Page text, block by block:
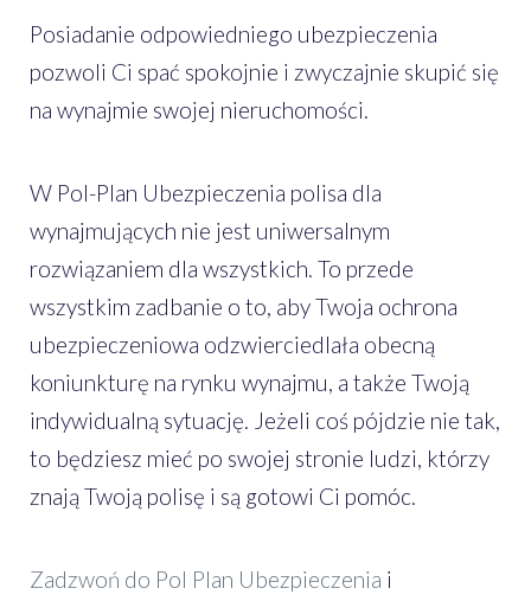
Posiadanie odpowiedniego ubezpieczenia
pozwoli Ci spać spokojnie i zwyczajnie skupić się
na wynajmie swojej nieruchomości.
W Pol-Plan Ubezpieczenia polisa dla
wynajmujących nie jest uniwersalnym
rozwiązaniem dla wszystkich. To przede
wszystkim zadbanie o to, aby Twoja ochrona
ubezpieczeniowa odzwierciedlała obecną
koniunkturę na rynku wynajmu, a także Twoją
indywidualną sytuację. Jeżeli coś pójdzie nie tak,
to będziesz mieć po swojej stronie ludzi, którzy
znają Twoją polisę i są gotowi Ci pomóc.
Zadzwoń do Pol Plan Ubezpieczenia i